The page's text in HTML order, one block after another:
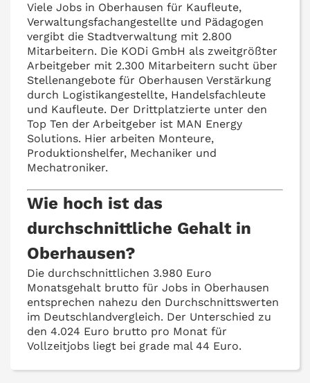
Viele Jobs in Oberhausen für Kaufleute,
Verwaltungsfachangestellte und Pädagogen
vergibt die Stadtverwaltung mit 2.800
Mitarbeitern. Die KODi GmbH als zweitgrößter
Arbeitgeber mit 2.300 Mitarbeitern sucht über
Stellenangebote für Oberhausen Verstärkung
durch Logistikangestellte, Handelsfachleute
und Kaufleute. Der Drittplatzierte unter den
Top Ten der Arbeitgeber ist MAN Energy
Solutions. Hier arbeiten Monteure,
Produktionshelfer, Mechaniker und
Mechatroniker.
Wie hoch ist das
durchschnittliche Gehalt in
Oberhausen?
Die durchschnittlichen 3.980 Euro
Monatsgehalt brutto für Jobs in Oberhausen
entsprechen nahezu den Durchschnittswerten
im Deutschlandvergleich. Der Unterschied zu
den 4.024 Euro brutto pro Monat für
Vollzeitjobs liegt bei grade mal 44 Euro.